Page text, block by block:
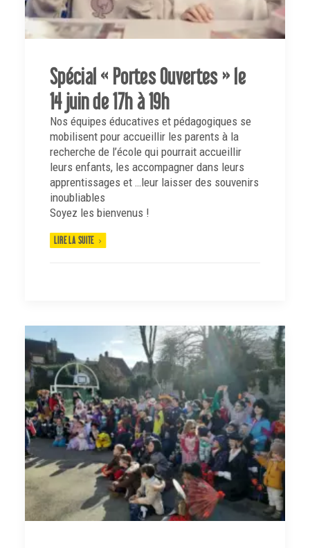
Spécial « Portes Ouvertes » le
14 juin de 17h à 19h
Nos équipes éducatives et pédagogiques se
mobilisent pour accueillir les parents à la
recherche de l’école qui pourrait accueillir
leurs enfants, les accompagner dans leurs
apprentissages et …leur laisser des souvenirs
inoubliables
Soyez les bienvenus !
LIRE LA SUITE